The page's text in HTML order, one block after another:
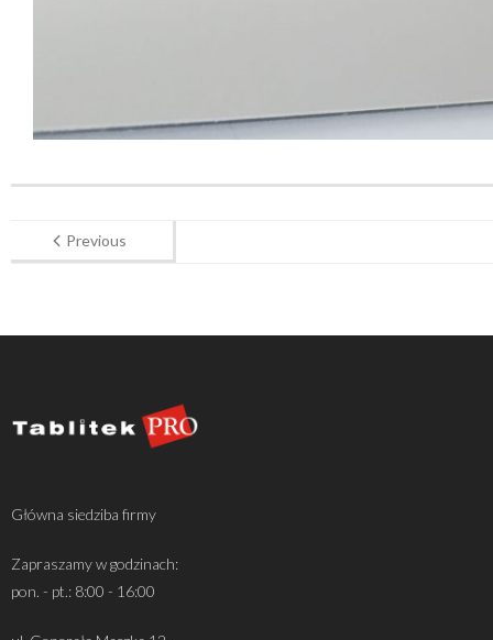
Previous
Główna siedziba firmy
Zapraszamy w godzinach:
pon. - pt.: 8:00 - 16:00